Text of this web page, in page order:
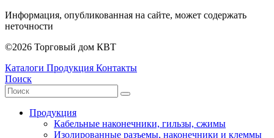
Информация, опубликованная на сайте, может содержать
неточности
©2026 Торговый дом КВТ
Каталоги Продукция Контакты
Поиск
Продукция
Кабельные наконечники, гильзы, сжимы
Изолированные разъемы, наконечники и клеммы